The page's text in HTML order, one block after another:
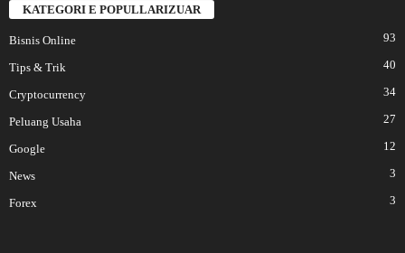
KATEGORI E POPULLARIZUAR
Bisnis Online 93
Tips & Trik 40
Cryptocurrency 34
Peluang Usaha 27
Google 12
News 3
Forex 3